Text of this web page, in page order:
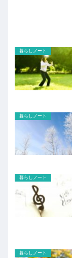
暮らしノート
暮らしノート
暮らしノート
暮らしノート